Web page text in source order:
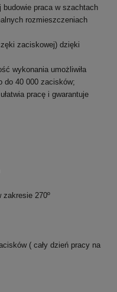
budowie praca w szachtach
rozmieszczeniach
zaciskowej) dzięki
wykonania umożliwiła
do 40 000 zacisków;
pracę i gwarantuje
zakresie 270º
( cały dzień pracy na